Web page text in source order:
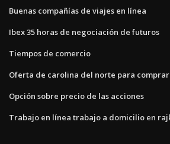
Buenas compañías de viajes en línea
Ibex 35 horas de negociación de futuros
Tiempos de comercio
Oferta de carolina del norte para
Opción sobre precio de las acciones
Trabajo en línea trabajo a domicilio en